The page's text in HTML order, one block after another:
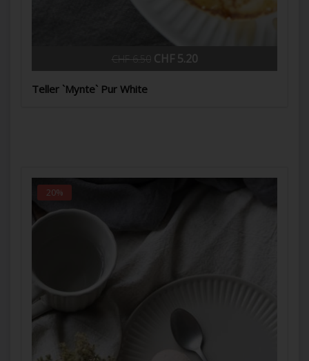
CHF 6.50 CHF 5.20
Teller `Mynte` Pur White
20%